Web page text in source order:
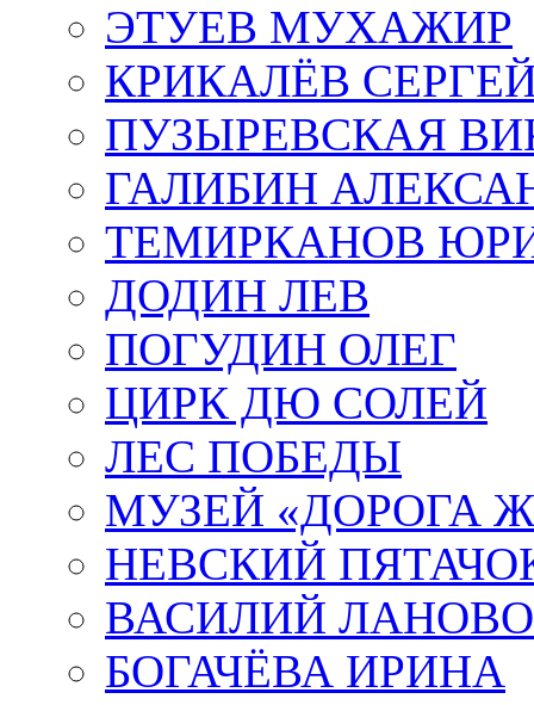
ЭТУЕВ МУХАЖИР
КРИКАЛЁВ
ПУЗЫРЕВСКАЯ
ГАЛИБИН
ТЕМИРКАНОВ
ДОДИН ЛЕВ
ПОГУДИН ОЛЕГ
ЦИРК ДЮ СОЛЕЙ
ЛЕС ПОБЕДЫ
МУЗЕЙ «ДОРОГА
НЕВСКИЙ
ВАСИЛИЙ
БОГАЧЁВА ИРИНА